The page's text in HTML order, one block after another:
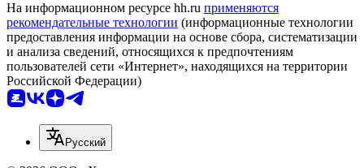
На информационном ресурсе hh.ru применяются
рекомендательные технологии (информационные технологии
предоставления информации на основе сбора, систематизации
и анализа сведений, относящихся к предпочтениям
пользователей сети «Интернет», находящихся на территории
Российской Федерации)
Русский